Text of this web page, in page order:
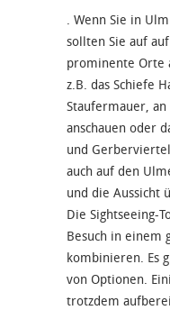
. Wenn Sie in
sollten Sie auf
prominente Orte
z.B. das Schiefe
Staufermauer,
anschauen oder
und
auch auf den
und die Aussicht
Die Sightseeing-
Besuch in einem
kombinieren. Es
von Optionen.
trotzdem